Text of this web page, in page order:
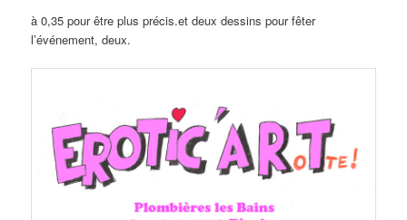
à 0,35 pour être plus précis.et deux dessins pour fêter
l’événement, deux.